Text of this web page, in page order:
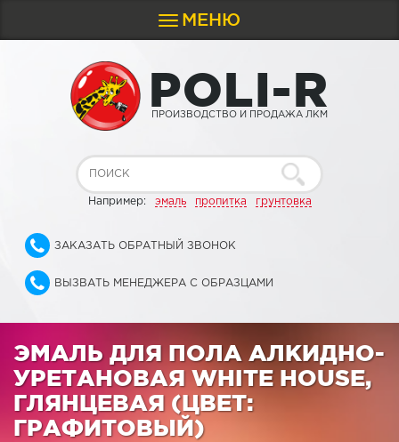
Toggle
navigation
МЕНЮ
POLI-R
ПРОИЗВОДСТВО И ПРОДАЖА ЛКМ
Например: эмаль пропитка грунтовка
ЗАКАЗАТЬ ОБРАТНЫЙ ЗВОНОК
ВЫЗВАТЬ МЕНЕДЖЕРА С ОБРАЗЦАМИ
ЭМАЛЬ ДЛЯ ПОЛА АЛКИДНО-
УРЕТАНОВАЯ WHITE HOUSE,
ГЛЯНЦЕВАЯ (ЦВЕТ:
ГРАФИТОВЫЙ)